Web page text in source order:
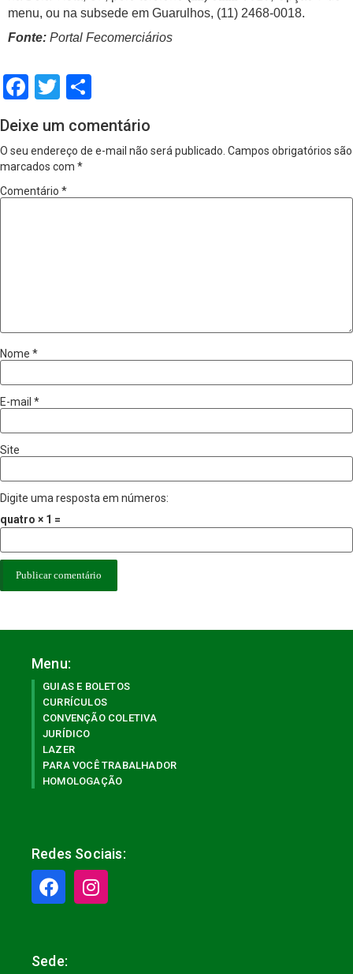
menu, ou na subsede em Guarulhos, (11) 2468-0018.
Fonte: Portal Fecomerciários
Facebook
Twitter
Deixe um comentário
O seu endereço de e-mail não será publicado. Campos obrigatórios são
marcados com *
Comentário *
Nome *
E-mail *
Site
Digite uma resposta em números:
quatro × 1 =
Menu:
GUIAS E BOLETOS
CURRÍCULOS
CONVENÇÃO COLETIVA
JURÍDICO
LAZER
PARA VOCÊ TRABALHADOR
HOMOLOGAÇÃO
Redes Sociais:
Sede: